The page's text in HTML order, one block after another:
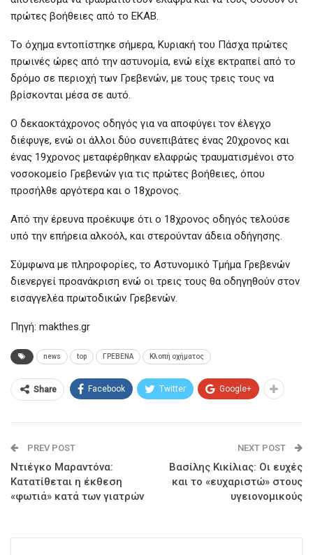
πρώτες βοήθειες από το ΕΚΑΒ.
Το όχημα εντοπίστηκε σήμερα, Κυριακή του Πάσχα πρώτες
πρωινές ώρες από την αστυνομία, ενώ είχε εκτραπεί από το
δρόμο σε περιοχή των Γρεβενών, με τους τρεις τους να
βρίσκονται μέσα σε αυτό.
Ο δεκαοκτάχρονος οδηγός για να αποφύγει τον έλεγχο
διέφυγε, ενώ οι άλλοι δύο συνεπιβάτες ένας 20χρονος και
ένας 19χρονος μεταφέρθηκαν ελαφρώς τραυματισμένοι στο
νοσοκομείο Γρεβενών για τις πρώτες βοήθειες, όπου
προσήλθε αργότερα και ο 18χρονος.
Από την έρευνα προέκυψε ότι ο 18χρονος οδηγός τελούσε
υπό την επήρεια αλκοόλ, και στερούνταν άδεια οδήγησης.
Σύμφωνα με πληροφορίες, το Αστυνομικό Τμήμα Γρεβενών
διενεργεί προανάκριση ενώ οι τρεις τους θα οδηγηθούν στον
εισαγγελέα πρωτοδικών Γρεβενών.
Πηγή: makthes.gr
news top ΓΡΕΒΕΝΑ Κλοπή οχήματος
Share Facebook Twitter Google+
PREV POST
Ντιέγκο Μαραντόνα:
Κατατίθεται η έκθεση
«φωτιά» κατά των γιατρών
NEXT POST
Βασίλης Κικίλιας: Οι ευχές
και το «ευχαριστώ» στους
υγειονομικούς